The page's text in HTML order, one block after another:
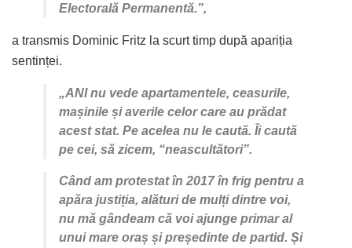
Electorală Permanentă.”,
a transmis Dominic Fritz la scurt timp după apariția
sentinței.
„ANI nu vede apartamentele, ceasurile,
mașinile și averile celor care au prădat
acest stat. Pe acelea nu le caută. Îi caută
pe cei, să zicem, “neascultători”.
Când am protestat în 2017 în frig pentru a
apăra justiția, alături de mulți dintre voi,
nu mă gândeam că voi ajunge primar al
unui mare oraș și președinte de partid. Și